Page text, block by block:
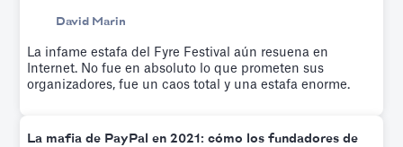
David Marin
La infame estafa del Fyre Festival aún resuena en
Internet. No fue en absoluto lo que prometen sus
organizadores, fue un caos total y una estafa enorme.
La mafia de PayPal en 2021: cómo los fundadores de